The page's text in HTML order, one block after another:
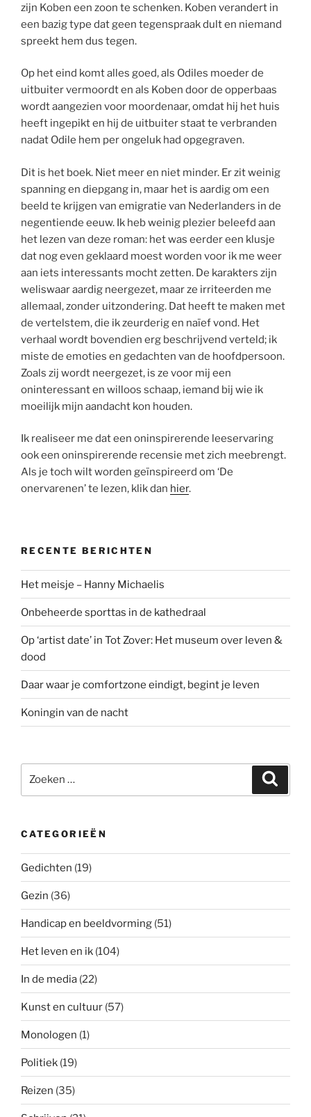
zijn Koben een zoon te schenken. Koben verandert in
een bazig type dat geen tegenspraak dult en niemand
spreekt hem dus tegen.
Op het eind komt alles goed, als Odiles moeder de
uitbuiter vermoordt en als Koben door de opperbaas
wordt aangezien voor moordenaar, omdat hij het huis
heeft ingepikt en hij de uitbuiter staat te verbranden
nadat Odile hem per ongeluk had opgegraven.
Dit is het boek. Niet meer en niet minder. Er zit weinig
spanning en diepgang in, maar het is aardig om een
beeld te krijgen van emigratie van Nederlanders in de
negentiende eeuw. Ik heb weinig plezier beleefd aan
het lezen van deze roman: het was eerder een klusje
dat nog even geklaard moest worden voor ik me weer
aan iets interessants mocht zetten. De karakters zijn
weliswaar aardig neergezet, maar ze irriteerden me
allemaal, zonder uitzondering. Dat heeft te maken met
de vertelstem, die ik zeurderig en naïef vond. Het
verhaal wordt bovendien erg beschrijvend verteld; ik
miste de emoties en gedachten van de hoofdpersoon.
Zoals zij wordt neergezet, is ze voor mij een
oninteressant en willoos schaap, iemand bij wie ik
moeilijk mijn aandacht kon houden.
Ik realiseer me dat een oninspirerende leeservaring
ook een oninspirerende recensie met zich meebrengt.
Als je toch wilt worden geïnspireerd om ‘De
onervarenen’ te lezen, klik dan hier.
RECENTE BERICHTEN
Het meisje – Hanny Michaelis
Onbeheerde sporttas in de kathedraal
Op ‘artist date’ in Tot Zover: Het museum over leven &
dood
Daar waar je comfortzone eindigt, begint je leven
Koningin van de nacht
naar:
CATEGORIEËN
Gedichten (19)
Gezin (36)
Handicap en beeldvorming (51)
Het leven en ik (104)
In de media (22)
Kunst en cultuur (57)
Monologen (1)
Politiek (19)
Reizen (35)